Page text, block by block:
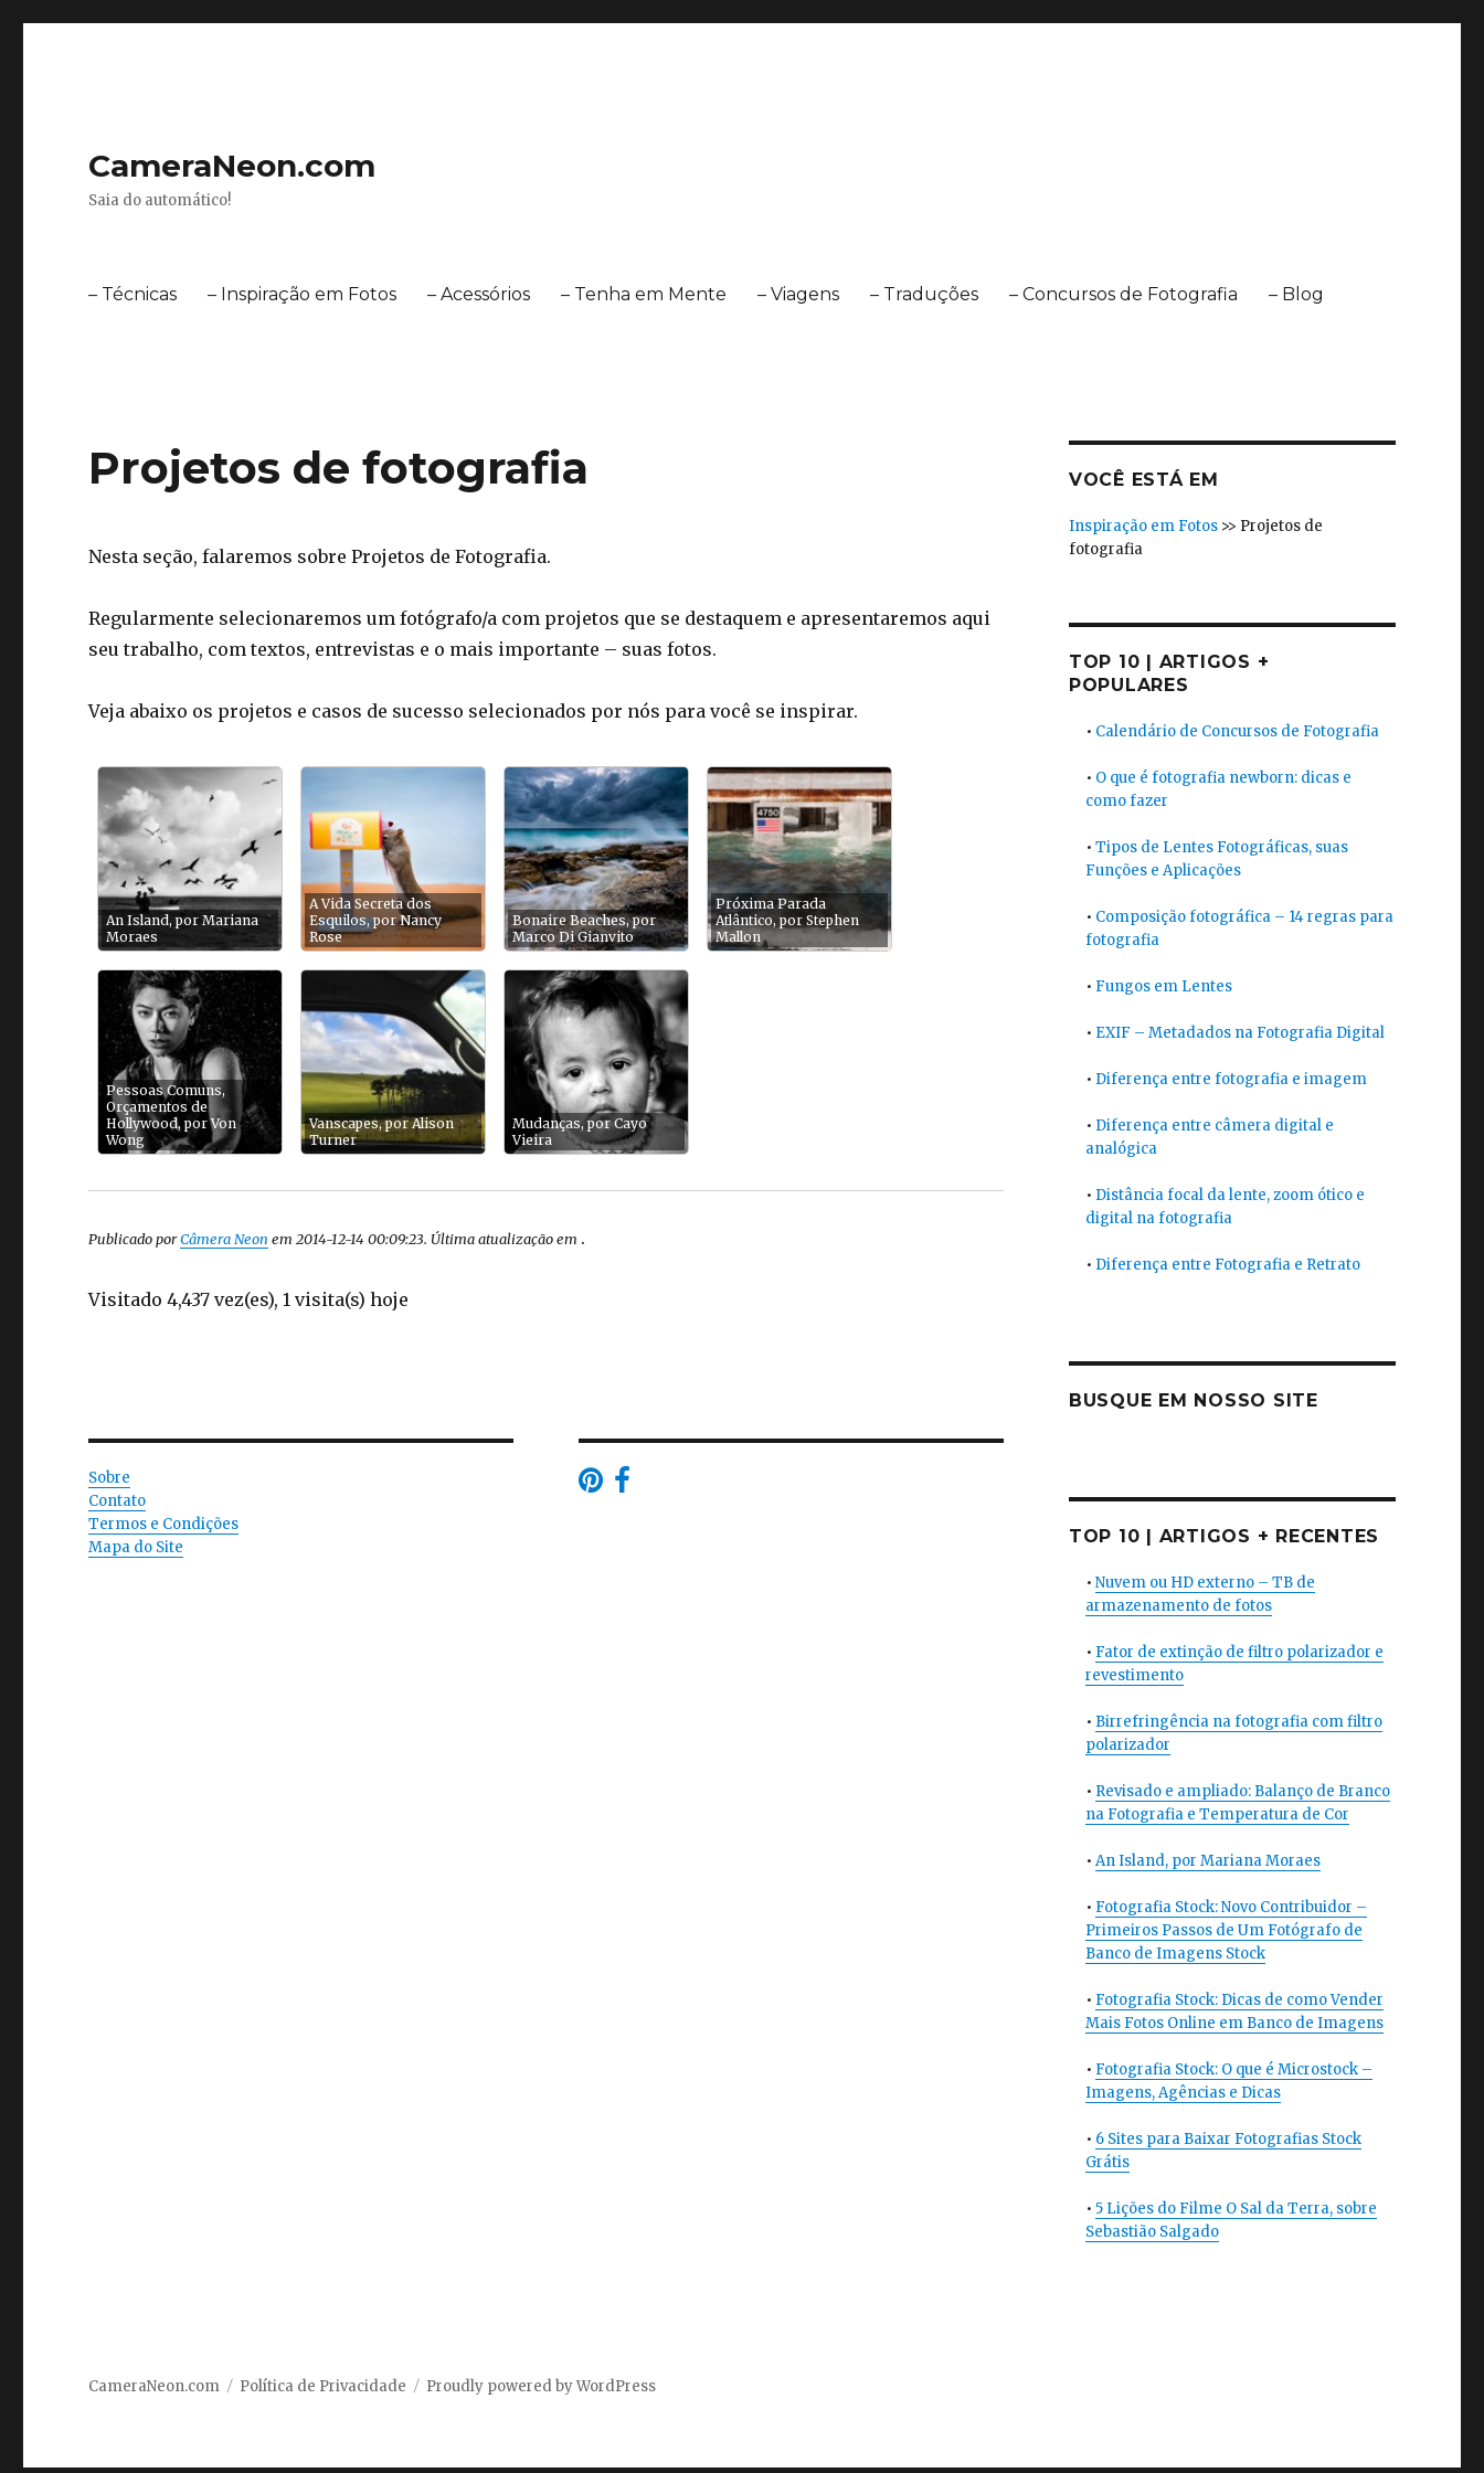
CameraNeon.com
Saia do automático!
– Técnicas – Inspiração em Fotos – Acessórios – Tenha em Mente – Viagens – Traduções – Concursos de Fotografia – Blog
Projetos de fotografia
Nesta seção, falaremos sobre Projetos de Fotografia.
Regularmente selecionaremos um fotógrafo/a com projetos que se destaquem e apresentaremos aqui
seu trabalho, com textos, entrevistas e o mais importante – suas fotos.
Veja abaixo os projetos e casos de sucesso selecionados por nós para você se inspirar.
An Island, por Mariana
Moraes
A Vida Secreta dos
Esquilos, por Nancy
Rose
Bonaire Beaches, por
Marco Di Gianvito
Próxima Parada
Atlântico, por Stephen
Mallon
Pessoas Comuns,
Orçamentos de
Hollywood, por Von
Wong
Vanscapes, por Alison
Turner
Mudanças, por Cayo
Vieira
Publicado porCâmera Neon em 2014-12-14 00:09:23. Última atualização em .
Visitado 4,437 vez(es), 1 visita(s) hoje
Sobre
Contato
Termos e Condições
Mapa do Site
VOCÊ ESTÁ EM
Inspiração em Fotos>> Projetos de
fotografia
TOP 10 | ARTIGOS +
POPULARES
• Calendário de Concursos de Fotografia
• O que é fotografia newborn: dicas e
como fazer
• Tipos de Lentes Fotográficas, suas
Funções e Aplicações
• Composição fotográfica – 14 regras para
fotografia
• Fungos em Lentes
• EXIF – Metadados na Fotografia Digital
• Diferença entre fotografia e imagem
• Diferença entre câmera digital e
analógica
• Distância focal da lente, zoom ótico e
digital na fotografia
• Diferença entre Fotografia e Retrato
BUSQUE EM NOSSO SITE
TOP 10 | ARTIGOS + RECENTES
• Nuvem ou HD externo – TB de
armazenamento de fotos
• Fator de extinção de filtro polarizador e
revestimento
• Birrefringência na fotografia com filtro
polarizador
• Revisado e ampliado: Balanço de Branco
na Fotografia e Temperatura de Cor
• An Island, por Mariana Moraes
• Fotografia Stock: Novo Contribuidor –
Primeiros Passos de Um Fotógrafo de
Banco de Imagens Stock
• Fotografia Stock: Dicas de como Vender
Mais Fotos Online em Banco de Imagens
• Fotografia Stock: O que é Microstock –
Imagens, Agências e Dicas
• 6 Sites para Baixar Fotografias Stock
Grátis
• 5 Lições do Filme O Sal da Terra, sobre
Sebastião Salgado
CameraNeon.com Política de Privacidade Proudly powered by WordPress